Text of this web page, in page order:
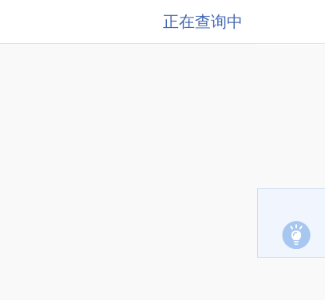
正在查询中